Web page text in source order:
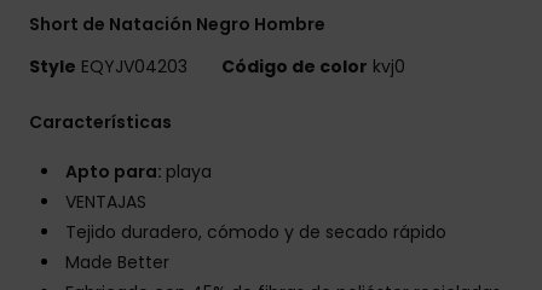
Short de Natación Negro Hombre
Style EQYJV04203 Código de color kvj0
Características
Apto para: playa
VENTAJAS
Tejido duradero, cómodo y de secado rápido
Made Better